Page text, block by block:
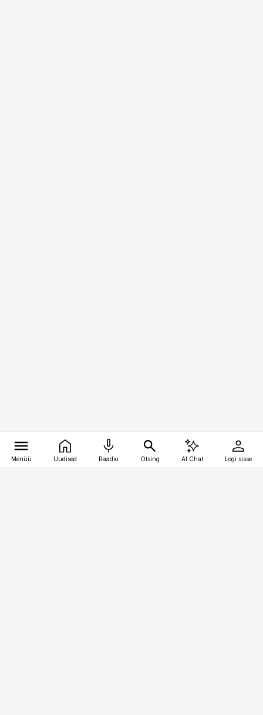
Menüü Uudised Raadio Otsing AI Chat Logi sisse